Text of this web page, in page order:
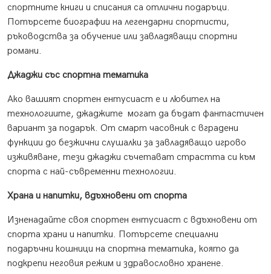
спортните книги и списания са отлични подаръци.
Потърсете биографии на легендарни спортисти,
ръководства за обучение или завладяващи спортни
романи.
Джаджи със спортна тематика
Ако вашият спортен ентусиаст е и любител на
технологиите, джаджите могат да бъдат фантастичен
вариант за подарък. От смарт часовник с вградени
функции до безжични слушалки за завладяващо игрово
изживяване, тези джаджи съчетават страстта си към
спорта с най-съвременни технологии.
Храна и напитки, вдъхновени от спорта
Изненадайте своя спортен ентусиаст с вдъхновени от
спорта храни и напитки. Потърсете специални
подаръчни кошници на спортна тематика, която да
подкрепи неговия режим и здравословно хранене.